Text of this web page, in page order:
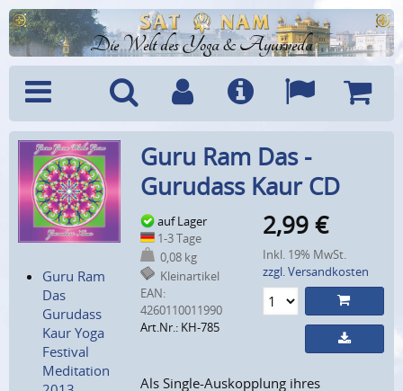
Die Welt des Yoga & Ayurveda
Menü SucheBenutzerkonto
Info Sprachen
Guru Ram
Das
Gurudass
Kaur Yoga
Festival
Meditation
Guru Ram Das -
Gurudass Kaur CD
auf Lager
1-3 Tage
0,08 kg
Kleinartikel
EAN:
4260110011990
Art.Nr.: KH-785
2,99 €
Inkl. 19% MwSt.
zzgl. Versandkosten
Als Single-Auskopplung ihres